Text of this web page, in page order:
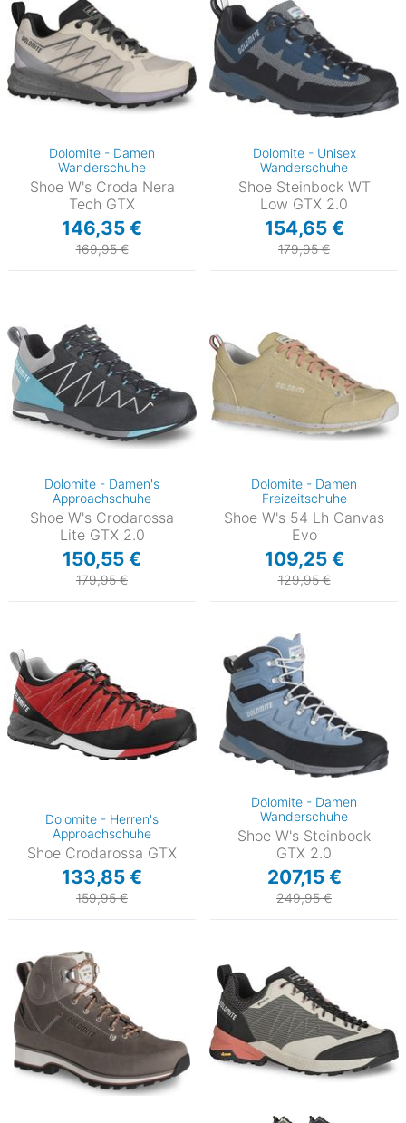
Dolomite - Damen
Wanderschuhe
Shoe W's Croda Nera
Tech GTX
146,35 €
169,95 €
Dolomite - Unisex
Wanderschuhe
Shoe Steinbock WT
Low GTX 2.0
154,65 €
179,95 €
Dolomite - Damen's
Approachschuhe
Shoe W's Crodarossa
Lite GTX 2.0
150,55 €
179,95 €
Dolomite - Damen
Freizeitschuhe
Shoe W's 54 Lh Canvas
Evo
109,25 €
129,95 €
Dolomite - Herren's
Approachschuhe
Shoe Crodarossa GTX
133,85 €
159,95 €
Dolomite - Damen
Wanderschuhe
Shoe W's Steinbock
GTX 2.0
207,15 €
249,95 €